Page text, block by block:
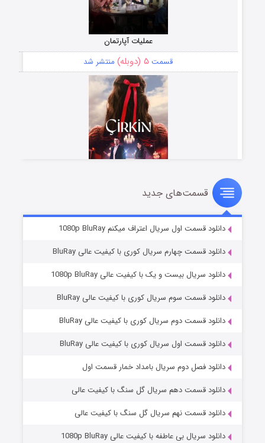
عملیات آپارتمان
قسمت ۵ (دوبله) منتشر شد
سریال زشت
قسمت۲ (زیرنویس) منتشر شد
مردگان متحرک: شهر مرده ۳
قسمت۲ (زیرنویس) منتشر شد
قسمت‌های جدید
دانلود قسمت اول سریال اعتراف میکنم 1080p BluRay
دانلود قسمت چهارم سریال کوری با کیفیت عالی BluRay
دانلود سریال بیست و یک با کیفیت عالی 1080p BluRay
دانلود قسمت سوم سریال کوری با کیفیت عالی BluRay
دانلود قسمت دوم سریال کوری با کیفیت عالی BluRay
دانلود قسمت اول سریال کوری با کیفیت عالی BluRay
دانلود فصل دوم سریال بامداد خمار قسمت اول
دانلود قسمت دهم سریال گل سنگ با کیفیت عالی
دانلود قسمت نهم سریال گل سنگ با کیفیت عالی
دانلود سریال بی عاطفه با کیفیت عالی 1080p BluRay